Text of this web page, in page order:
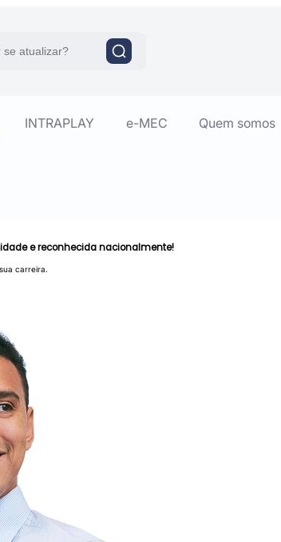
INTRAPLAY e-MEC Quem somos
e reconhecida nacionalmente!
carreira.